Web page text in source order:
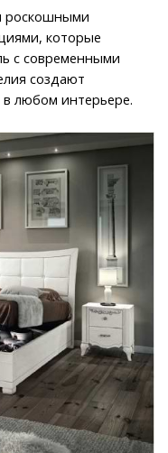
роскошными
которые
с современными
создают
в любом интерьере.